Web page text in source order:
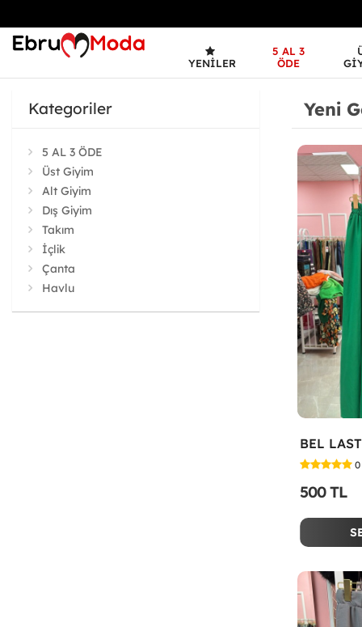
YENILER
5 AL 3
ÖDE
Kategoriler
5 AL 3 ÖDE
Üst Giyim
Alt Giyim
Dış Giyim
Takım
İçlik
Çanta
Havlu
Yeni
BEL
0
500 TL